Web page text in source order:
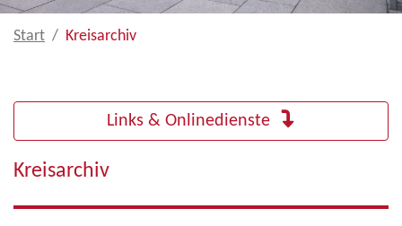
Start Kreisarchiv
Links & Onlinedienste
Kreisarchiv